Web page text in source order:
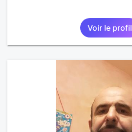
Voir le profil